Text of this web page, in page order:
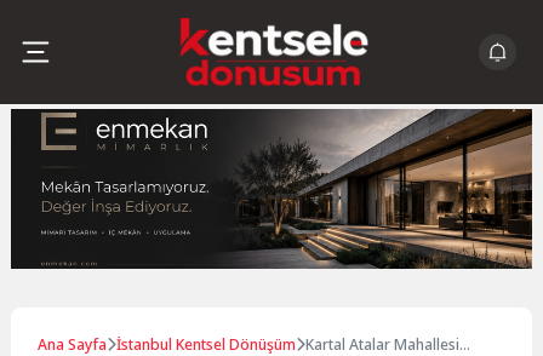
content
Ana Sayfa İstanbul Kentsel Dönüşüm Kartal Atalar Mahallesi